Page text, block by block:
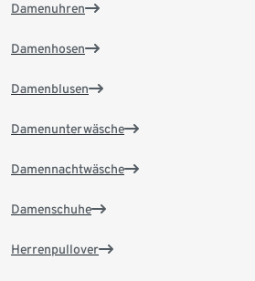
Damenuhren
Damenhosen
Damenblusen
Damenunterwäsche
Damennachtwäsche
Damenschuhe
Herrenpullover